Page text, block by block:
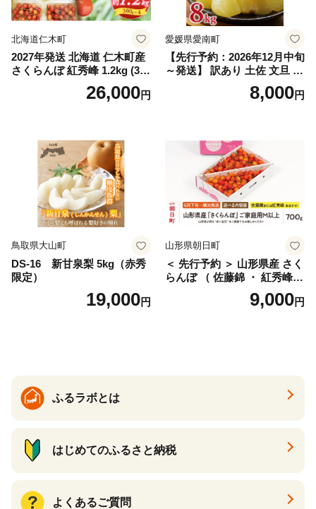
国産 1.2kg 先行｜
北海道仁木町
2027年発送 北海道 仁木町産
さくらんぼ 紅秀峰 1.2kg (300
g×4パック) Lサイズ以上 旬
桜桃 産地直送 サクランボ チ
26,000円
愛媛県愛南町
【先行予約：2026年12月中旬
～発送】 訳あり 土佐 文旦 8k
g (Mサイズ以上サイズミック
ス) 8000円 わけあり ぶんた
産 農家直送 期間限定 特産品
サイズミックス くらもとフ
ァーム 愛南町 愛媛県
8,000円
鳥取県大山町
DS-16 新甘泉梨 5kg（赤秀
限定）
19,000円
山形県朝日町
＜ 先行予約 ＞ 山形県産 さく
らんぼ （ 佐藤錦 ・ 紅秀峰
） ご家庭用 M以上 700g 【20
26年6月下旬から7月上旬発
9,000円
ふるラボとは
はじめてのふるさと納税
よくあるご質問